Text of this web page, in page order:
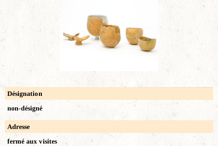
Désignation
non-désigné
Adresse
fermé aux visites